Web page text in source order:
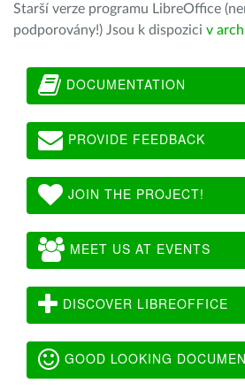
Starší verze programu LibreOffice
podporovány!) Jsou k dispozici v
DOCUMENTATION
PROVIDE FEEDBACK
JOIN THE PROJECT!
MEET US AT EVENTS
DISCOVER LIBREOFFICE
GOOD LOOKING